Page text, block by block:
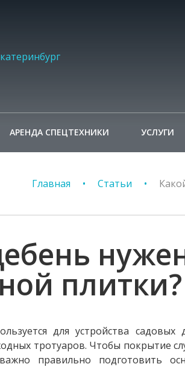
АРЕНДА СПЕЦТЕХНИКИ УСЛУГИ
Главная Статьи
плитки?
для устройства
тротуаров. Чтобы покрытие
правильно подготовить